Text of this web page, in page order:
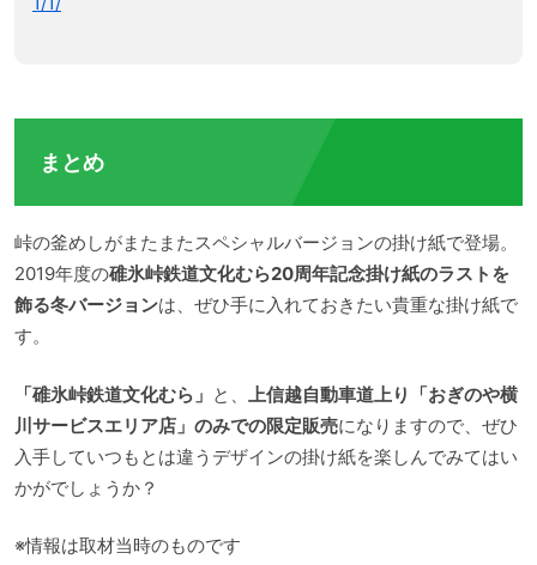
まとめ
峠の釜めしがまたまたスペシャルバージョンの掛け紙で登場。
2019年度の碓氷峠鉄道文化むら20周年記念掛け紙のラストを
飾る冬バージョンは、ぜひ手に入れておきたい貴重な掛け紙で
す。
「碓氷峠鉄道文化むら」 と、
上信越自動車道上り「おぎのや横
川サービスエリア店」のみでの限定販売になりますので、ぜひ
入手していつもとは違うデザインの掛け紙を楽しんでみてはい
かがでしょうか？
※情報は取材当時のものです